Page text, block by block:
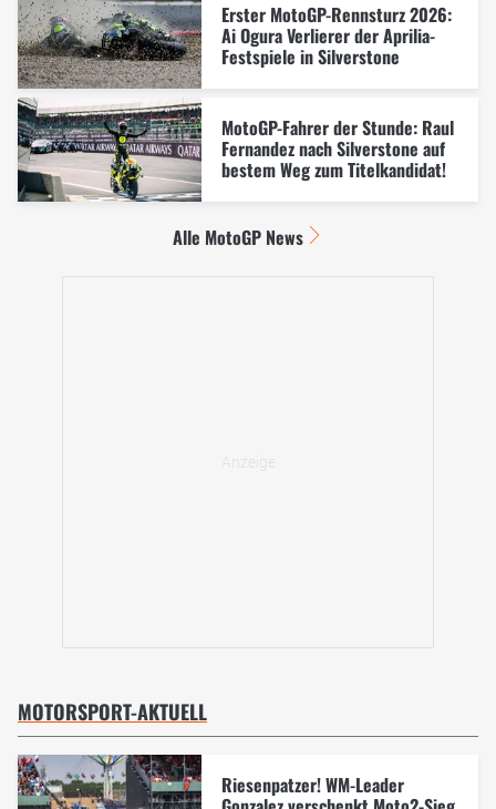
Erster MotoGP-Rennsturz 2026:
Ai Ogura Verlierer der Aprilia-
Festspiele in Silverstone
MotoGP-Fahrer der Stunde: Raul
Fernandez nach Silverstone auf
bestem Weg zum Titelkandidat!
Alle MotoGP News
MOTORSPORT-AKTUELL
Riesenpatzer! WM-Leader